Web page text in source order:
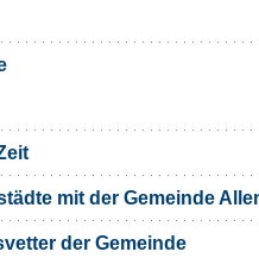
mit der Gemeinde
der Gemeinde